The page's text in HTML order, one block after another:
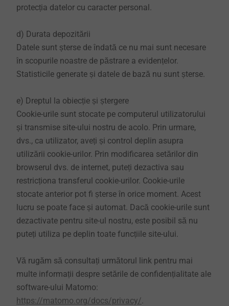
protecția datelor cu caracter personal.
d) Durata depozitării
Datele sunt șterse de îndată ce nu mai sunt necesare
în scopurile noastre de păstrare a evidențelor.
Statisticile generate și datele de bază nu sunt șterse.
e) Dreptul la obiecție și ștergere
Cookie-urile sunt stocate pe computerul utilizatorului
și transmise site-ului nostru de acolo. Prin urmare,
dvs., ca utilizator, aveți și control deplin asupra
utilizării cookie-urilor. Prin modificarea setărilor din
browserul dvs. de internet, puteți dezactiva sau
restricționa transferul cookie-urilor. Cookie-urile
stocate anterior pot fi șterse în orice moment. Acest
lucru se poate face și automat. Dacă cookie-urile sunt
dezactivate pentru site-ul nostru, este posibil să nu
puteți utiliza pe deplin toate funcțiile site-ului.
Vă rugăm să consultați următorul link pentru mai
multe informații despre setările de confidențialitate ale
software-ului Matomo:
https://matomo.org/docs/privacy/.